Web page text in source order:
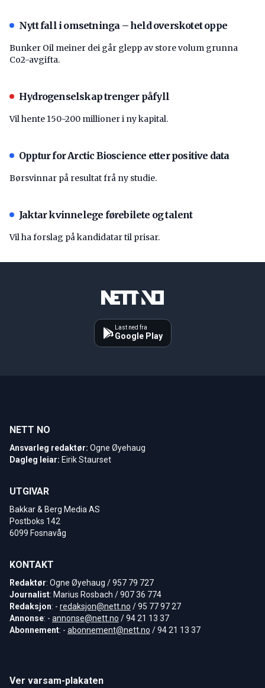
Nytt fall i omsetninga – held overskotet oppe
Bunker Oil meiner dei går glepp av store volum grunna
Co2-avgifta.
Hydrogenselskap trenger påfyll
Vil hente 150-200 millioner i ny kapital.
Opptur for Arctic Bioscience etter positive data
Børsvinnar på resultat frå ny studie.
Jaktar kvinnelege førebilete og talent
Vil ha forslag på kandidatar til prisar.
Last ned fra
Google Play
NETT NO
Ansvarleg redaktør: Ogne Øyehaug
Dagleg leiar: Eirik Staurset
UTGIVAR
Bakkar & Berg Media AS
Postboks 142
6099 Fosnavåg
KONTAKT
Redaktør: Ogne Øyehaug / 957 79 727
Journalist: Marius Rosbach / 907 36 774
Redaksjon: - redaksjon@nett.no / 95 77 97 27
Annonse: - annonse@nett.no / 94 21 13 37
Abonnement: - abonnement@nett.no / 94 21 13 37
Ver varsam-plakaten